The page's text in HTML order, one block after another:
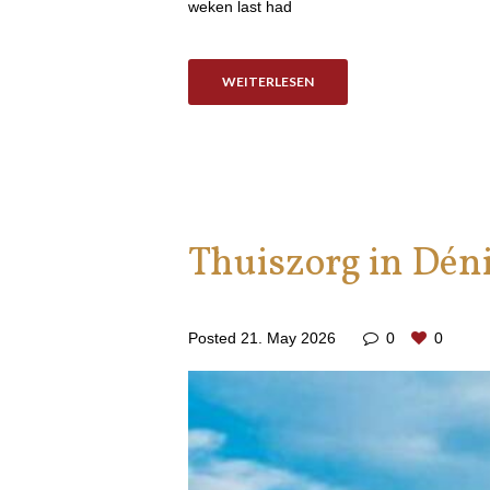
weken last had
WEITERLESEN
Thuiszorg in
Posted 21. May 2026 0 0